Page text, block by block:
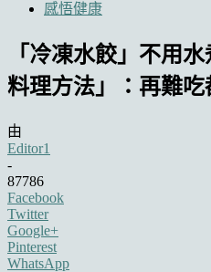
感悟健康
「冷凍水餃」不用
料理方法」：再難吃
由
Editor1
-
87786
Facebook
Twitter
Google+
Pinterest
WhatsApp